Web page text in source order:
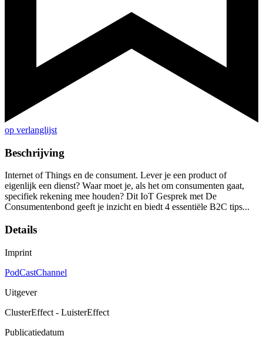
op verlanglijst
Beschrijving
Internet of Things en de consument. Lever je een product of
eigenlijk een dienst? Waar moet je, als het om consumenten gaat,
specifiek rekening mee houden? Dit IoT Gesprek met De
Consumentenbond geeft je inzicht en biedt 4 essentiële B2C tips...
Details
Imprint
PodCastChannel
Uitgever
ClusterEffect - LuisterEffect
Publicatiedatum